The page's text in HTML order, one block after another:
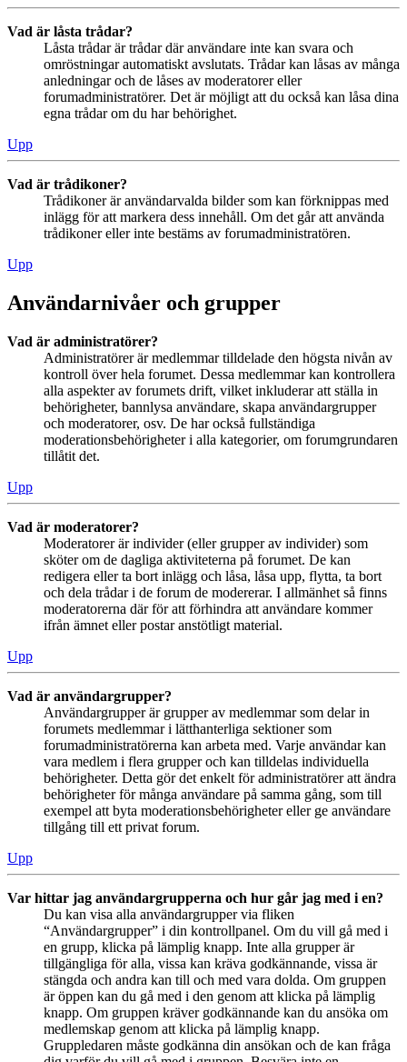
Vad är låsta trådar?
Låsta trådar är trådar där användare inte kan svara och
omröstningar automatiskt avslutats. Trådar kan låsas av många
anledningar och de låses av moderatorer eller
forumadministratörer. Det är möjligt att du också kan låsa dina
egna trådar om du har behörighet.
Upp
Vad är trådikoner?
Trådikoner är användarvalda bilder som kan förknippas med
inlägg för att markera dess innehåll. Om det går att använda
trådikoner eller inte bestäms av forumadministratören.
Upp
Användarnivåer och grupper
Vad är administratörer?
Administratörer är medlemmar tilldelade den högsta nivån av
kontroll över hela forumet. Dessa medlemmar kan kontrollera
alla aspekter av forumets drift, vilket inkluderar att ställa in
behörigheter, bannlysa användare, skapa användargrupper
och moderatorer, osv. De har också fullständiga
moderationsbehörigheter i alla kategorier, om forumgrundaren
tillåtit det.
Upp
Vad är moderatorer?
Moderatorer är individer (eller grupper av individer) som
sköter om de dagliga aktiviteterna på forumet. De kan
redigera eller ta bort inlägg och låsa, låsa upp, flytta, ta bort
och dela trådar i de forum de modererar. I allmänhet så finns
moderatorerna där för att förhindra att användare kommer
ifrån ämnet eller postar anstötligt material.
Upp
Vad är användargrupper?
Användargrupper är grupper av medlemmar som delar in
forumets medlemmar i lätthanterliga sektioner som
forumadministratörerna kan arbeta med. Varje användar kan
vara medlem i flera grupper och kan tilldelas individuella
behörigheter. Detta gör det enkelt för administratörer att ändra
behörigheter för många användare på samma gång, som till
exempel att byta moderationsbehörigheter eller ge användare
tillgång till ett privat forum.
Upp
Var hittar jag användargrupperna och hur går jag med i en?
Du kan visa alla användargrupper via fliken
“Användargrupper” i din kontrollpanel. Om du vill gå med i
en grupp, klicka på lämplig knapp. Inte alla grupper är
tillgängliga för alla, vissa kan kräva godkännande, vissa är
stängda och andra kan till och med vara dolda. Om gruppen
är öppen kan du gå med i den genom att klicka på lämplig
knapp. Om gruppen kräver godkännande kan du ansöka om
medlemskap genom att klicka på lämplig knapp.
Gruppledaren måste godkänna din ansökan och de kan fråga